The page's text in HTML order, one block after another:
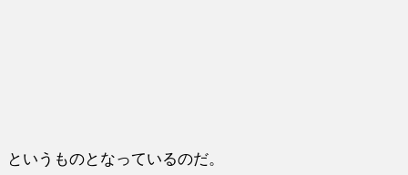
というものとなっているのだ。